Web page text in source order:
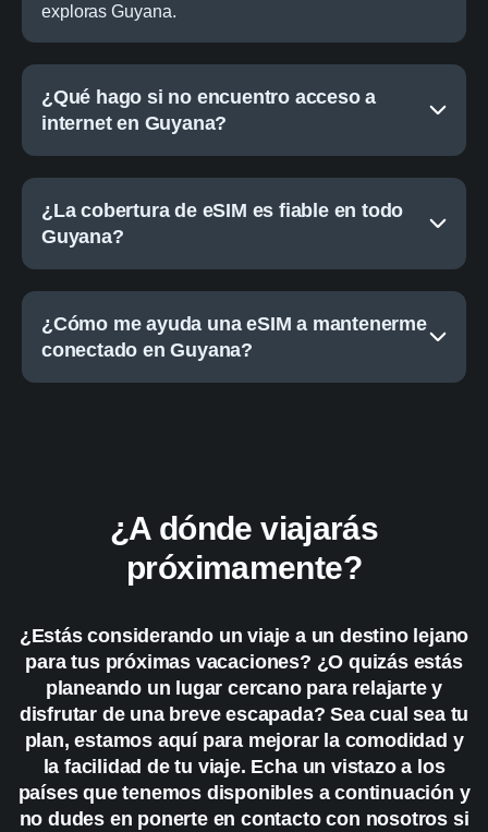
exploras Guyana.
¿Qué hago si no encuentro acceso a
internet en Guyana?
¿La cobertura de eSIM es fiable en todo
Guyana?
¿Cómo me ayuda una eSIM a mantenerme
conectado en Guyana?
¿A dónde viajarás
próximamente?
¿Estás considerando un viaje a un destino lejano
para tus próximas vacaciones? ¿O quizás estás
planeando un lugar cercano para relajarte y
disfrutar de una breve escapada? Sea cual sea tu
plan, estamos aquí para mejorar la comodidad y
la facilidad de tu viaje. Echa un vistazo a los
países que tenemos disponibles a continuación y
no dudes en ponerte en contacto con nosotros si